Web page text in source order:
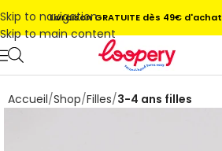
Skip to navigation
Skip to main content
Accueil Shop Filles 3-4 ans filles
Livraison GRATUITE dès 49€ d'achat